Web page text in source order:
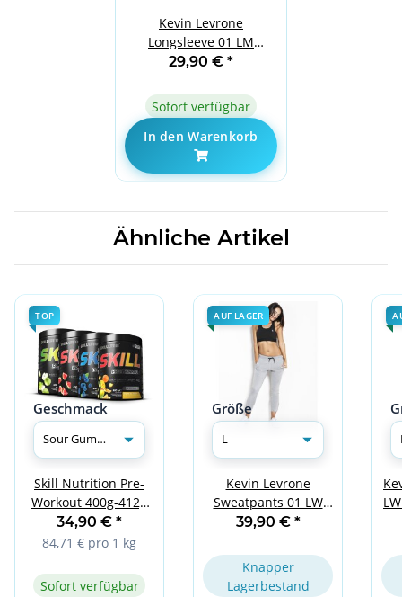
Kevin Levrone
Longsleeve 01 LM
Compression Black XL
29,90 € *
Sofort verfügbar
In den Warenkorb
Ähnliche Artikel
TOP
Geschmack
Skill Nutrition Pre-
Workout 400g-412g
Sour Gummies
34,90 € *
84,71 € pro 1 kg
Sofort verfügbar
AUF LAGER
Größe
Kevin Levrone
Sweatpants 01 LW
Melange Grey L
39,90 € *
Knapper
Lagerbestand